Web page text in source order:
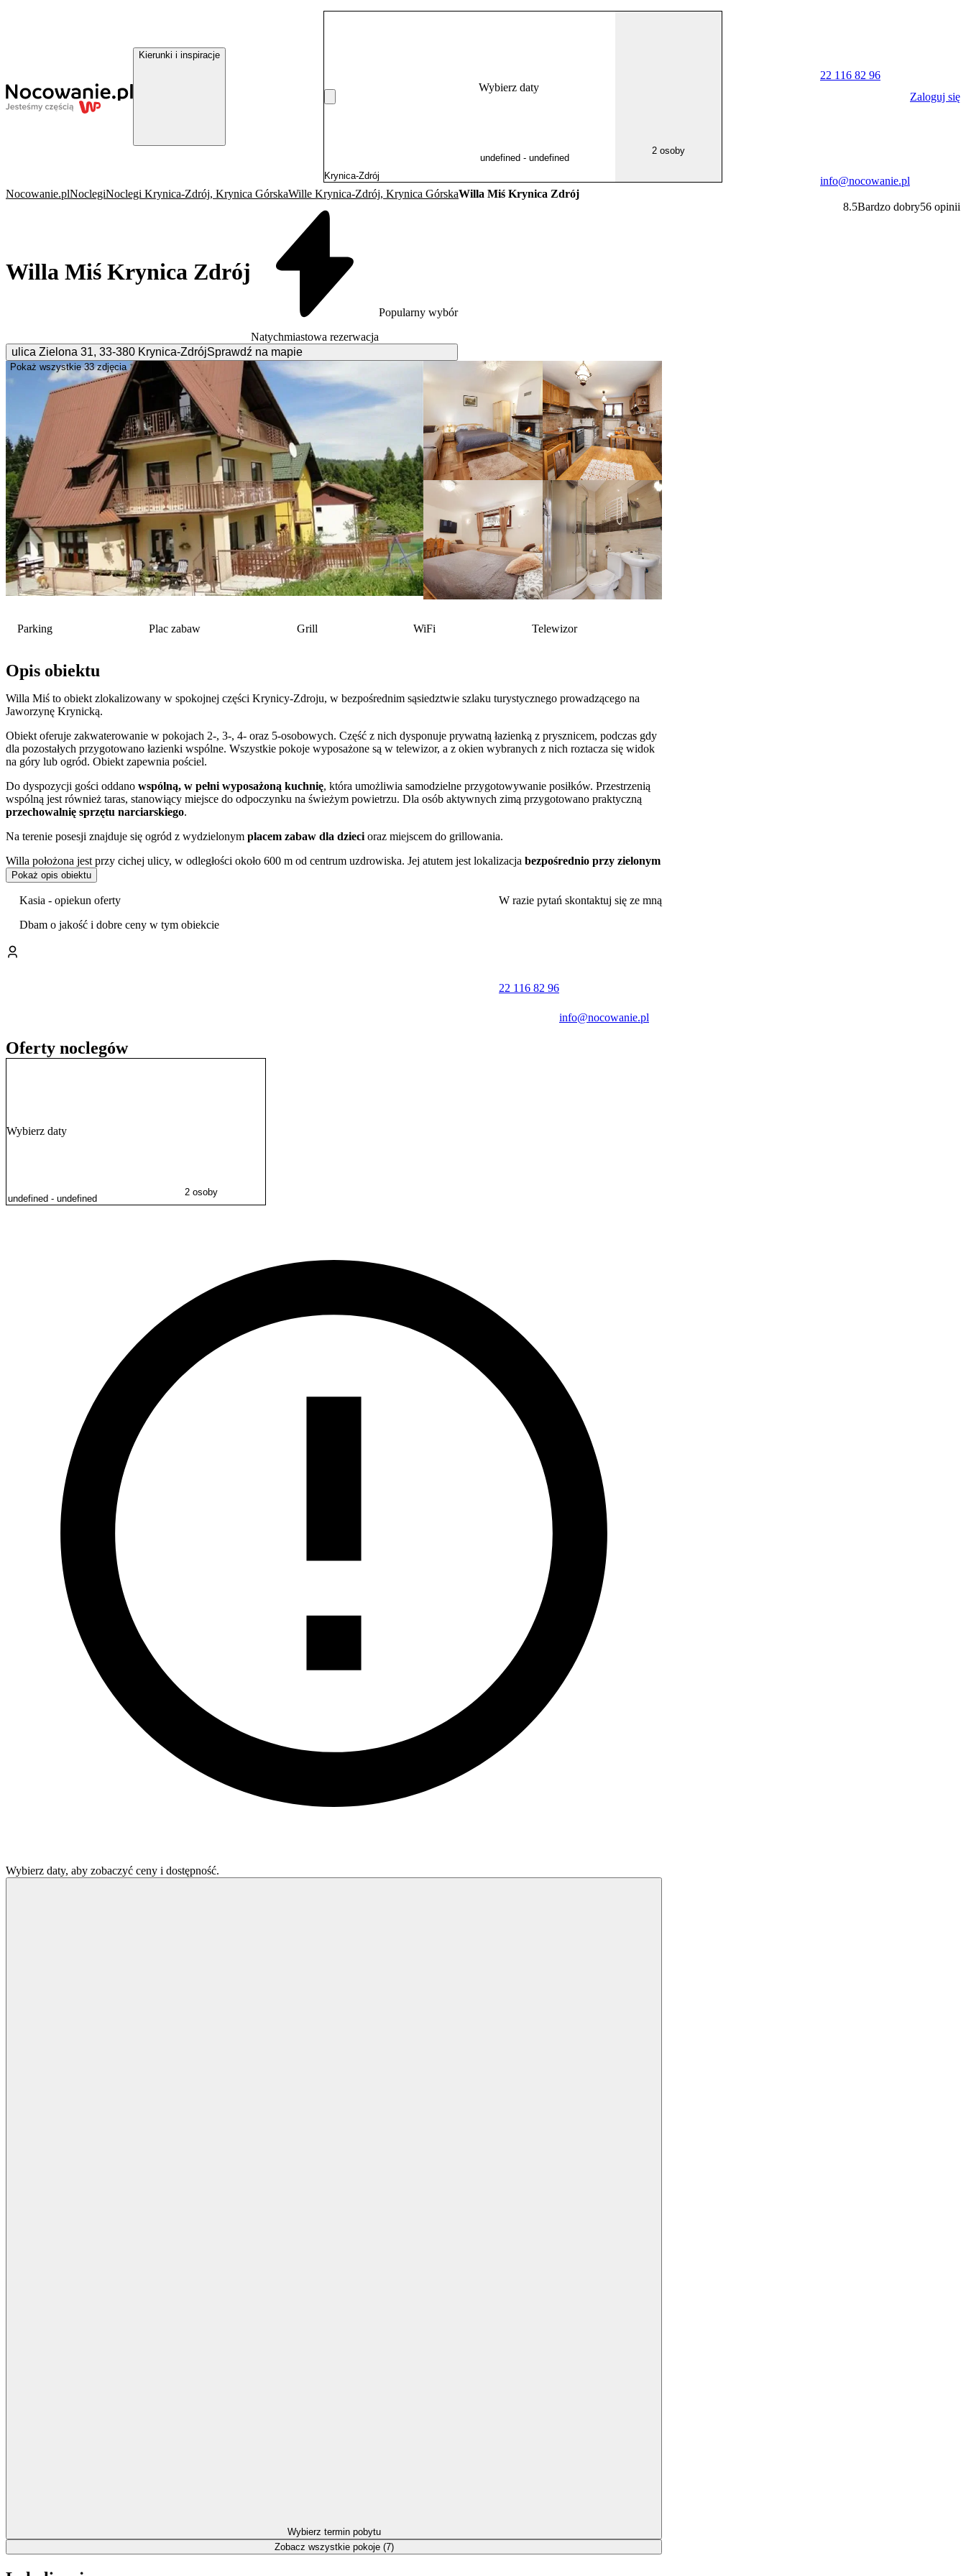
Kierunki i inspiracje
Wybierz daty
2 osoby
22 116 82 96
info@nocowanie.pl
Zaloguj się
Nocowanie.plNoclegiNoclegi Krynica-Zdrój, Krynica GórskaWille Krynica-Zdrój, Krynica GórskaWilla Miś Krynica Zdrój
Willa Miś Krynica Zdrój
Natychmiastowa rezerwacja
Popularny wybór
ulica Zielona 31, 33-380 Krynica-ZdrójSprawdź na mapie
8.5Bardzo dobry56 opinii
Pokaż wszystkie 33 zdjęcia
Parking Plac zabaw Grill WiFi Telewizor
Opis obiektu
Willa Miś to obiekt zlokalizowany w spokojnej części Krynicy-Zdroju, w bezpośrednim sąsiedztwie szlaku turystycznego prowadzącego na
Jaworzynę Krynicką.
Obiekt oferuje zakwaterowanie w pokojach 2-, 3-, 4- oraz 5-osobowych. Część z nich dysponuje prywatną łazienką z prysznicem, podczas gdy
dla pozostałych przygotowano łazienki wspólne. Wszystkie pokoje wyposażone są w telewizor, a z okien wybranych z nich roztacza się widok
na góry lub ogród. Obiekt zapewnia pościel.
Do dyspozycji gości oddano wspólną, w pełni wyposażoną kuchnię, która umożliwia samodzielne przygotowywanie posiłków. Przestrzenią
wspólną jest również taras, stanowiący miejsce do odpoczynku na świeżym powietrzu. Dla osób aktywnych zimą przygotowano praktyczną
przechowalnię sprzętu narciarskiego.
Na terenie posesji znajduje się ogród z wydzielonym placem zabaw dla dzieci oraz miejscem do grillowania.
Willa położona jest przy cichej ulicy, w odległości około 600 m od centrum uzdrowiska. Jej atutem jest lokalizacja bezpośrednio przy zielonym
szlaku turystycznym
również w dystansie 600 m, znajduje się wyciąg narciarski Winda Henryk, co czyni obiekt dogodną bazą dla narciarzy.
krynicki deptak, Pijalnia Główna z ofertą wód leczniczych oraz rozległy Park Zdrojowy. Rodziny z dziećmi mogą odwiedzić pobliskie Muzeum
Goście mogą korzystać z dostępu do internetu Wi-Fi oraz pozostawić samochód na
Pokaż opis obiektu
Kasia - opiekun oferty
Dbam o jakość i dobre ceny w tym obiekcie
W razie pytań skontaktuj się ze mną
22 116 82 96
info@nocowanie.pl
Oferty noclegów
Wybierz daty
2 osoby
Wybierz daty, aby zobaczyć ceny i dostępność.
Wybierz termin pobytu
Zobacz wszystkie pokoje (7)